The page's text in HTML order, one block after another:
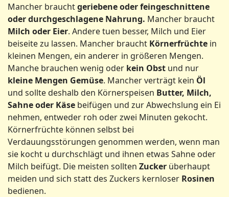
Mancher brauchtgeriebene oder feingeschnittene
oder durchgeschlagene Nahrung. Mancher braucht
Milch oder Eier. Andere tuen besser, Milch und Eier
beiseite zu lassen. Mancher braucht Körnerfrüchte in
kleinen Mengen, ein anderer in größeren Mengen.
Manche brauchen wenig oder kein Obst und nur
kleine Mengen Gemüse. Mancher verträgt kein Öl
und sollte deshalb den Körnerspeisen Butter, Milch,
Sahne oder Käse beifügen und zur Abwechslung ein Ei
nehmen, entweder roh oder zwei Minuten gekocht.
Körnerfrüchte können selbst bei
Verdauungsstörungen genommen werden, wenn man
sie kocht u durchschlägt und ihnen etwas Sahne oder
Milch beifügt. Die meisten sollten Zucker überhaupt
meiden und sich statt des Zuckers kernloser Rosinen
bedienen.